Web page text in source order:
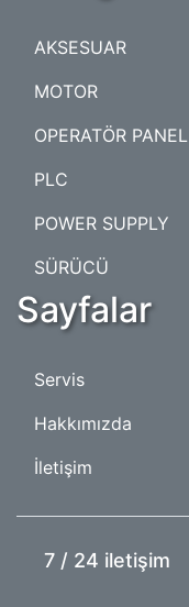
AKSESUAR
MOTOR
OPERATÖR PANEL
PLC
POWER SUPPLY
SÜRÜCÜ
Sayfalar
Servis
Hakkımızda
İletişim
7 / 24 iletişim